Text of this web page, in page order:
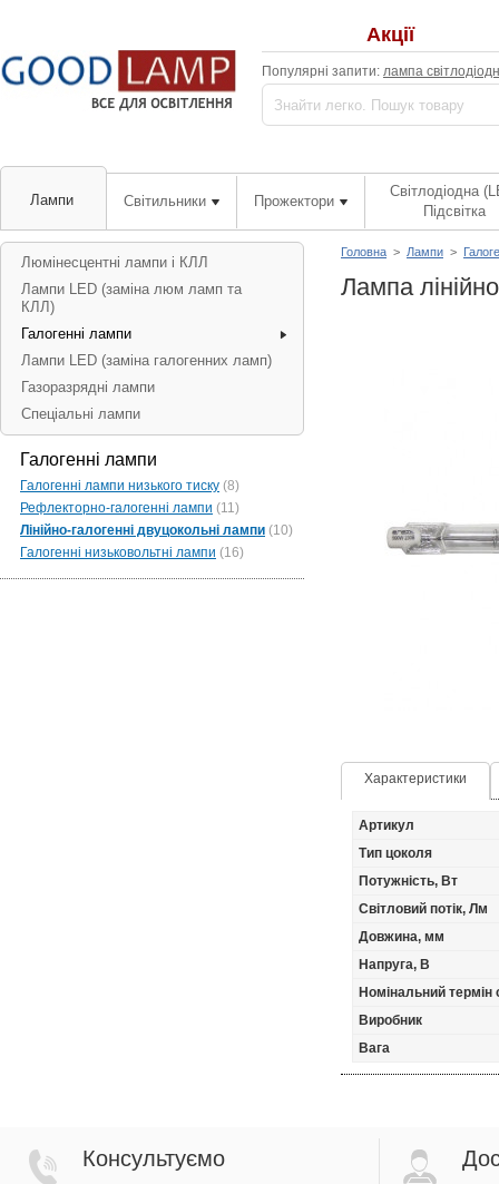
Акції
Популярні запити: лампа
Лампи Світильники Прожектори
Світлодіодна
Підсвітка
Головна > Лампи >
Лампа
Характеристики
Артикул
Тип цоколя
Потужність, Вт
Світловий потік, Лм
Довжина, мм
Напруга, В
Номінальний термін
Виробник
Вага
Люмінесцентні лампи і КЛЛ
Лампи LED (заміна люм ламп та
КЛЛ)
Галогенні лампи
Лампи LED (заміна галогенних ламп)
Газоразрядні лампи
Спеціальні лампи
Галогенні лампи
Галогенні лампи низького тиску (8)
Рефлекторно-галогенні лампи (11)
Лінійно-галогенні двуцокольні лампи (10)
Галогенні низьковольтні лампи (16)
Консультуємо